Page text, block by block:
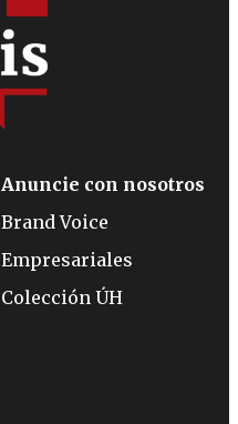
Anuncie con nosotros
Brand Voice
Empresariales
Colección ÚH